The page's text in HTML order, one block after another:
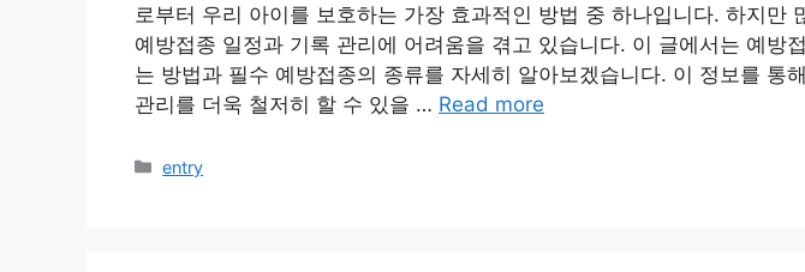
로부터 우리 아이를 보호하는 가장 효과적인 방법 중 하나입니다. 하지만
예방접종 일정과 기록 관리에 어려움을 겪고 있습니다. 이 글에서는 예방
는 방법과 필수 예방접종의 종류를 자세히 알아보겠습니다. 이 정보를 통
관리를 더욱 철저히 할 수 있을 … Read more
카
entry